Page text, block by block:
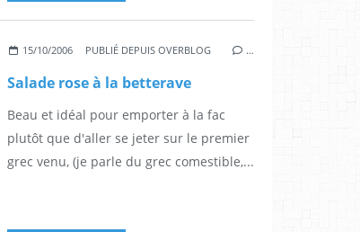
15/10/2006 PUBLIÉ DEPUIS OVERBLOG …
Salade rose à la betterave
Beau et idéal pour emporter à la fac
plutôt que d'aller se jeter sur le premier
grec venu, (je parle du grec comestible,...